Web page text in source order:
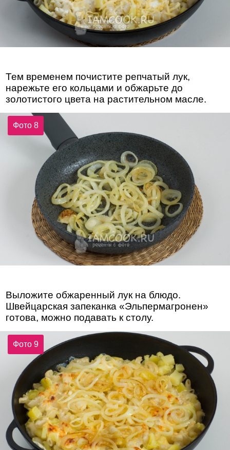
Тем временем почистите репчатый лук,
нарежьте его кольцами и обжарьте до
золотистого цвета на растительном масле.
Фото 8
Выложите обжаренный лук на блюдо.
Швейцарская запеканка «Эльпермагронен»
готова, можно подавать к столу.
Фото 9